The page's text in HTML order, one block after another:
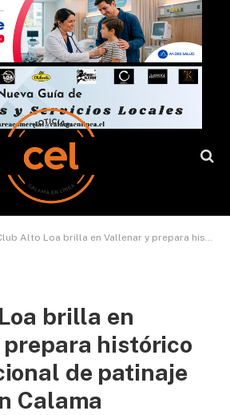
Alto Loa brilla en Vallenar y prepara histórico torneo nacional de patinaje artístico en Calama
brilla en
histórico
de patinaje
Calama